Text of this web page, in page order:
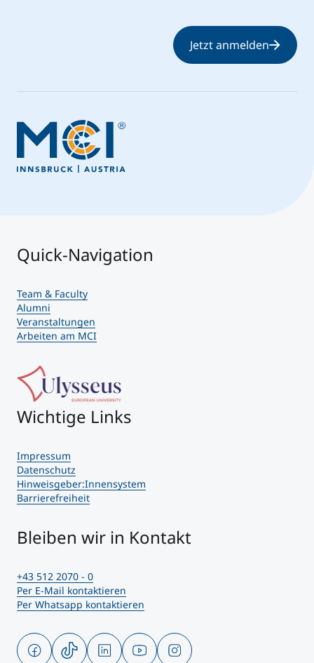
Jetzt anmelden
Quick-Navigation
Team & Faculty
Alumni
Veranstaltungen
Arbeiten am MCI
Wichtige Links
Impressum
Datenschutz
Hinweisgeber:Innensystem
Barrierefreiheit
Bleiben wir in Kontakt
+43 512 2070 - 0
Per E-Mail kontaktieren
Per Whatsapp kontaktieren